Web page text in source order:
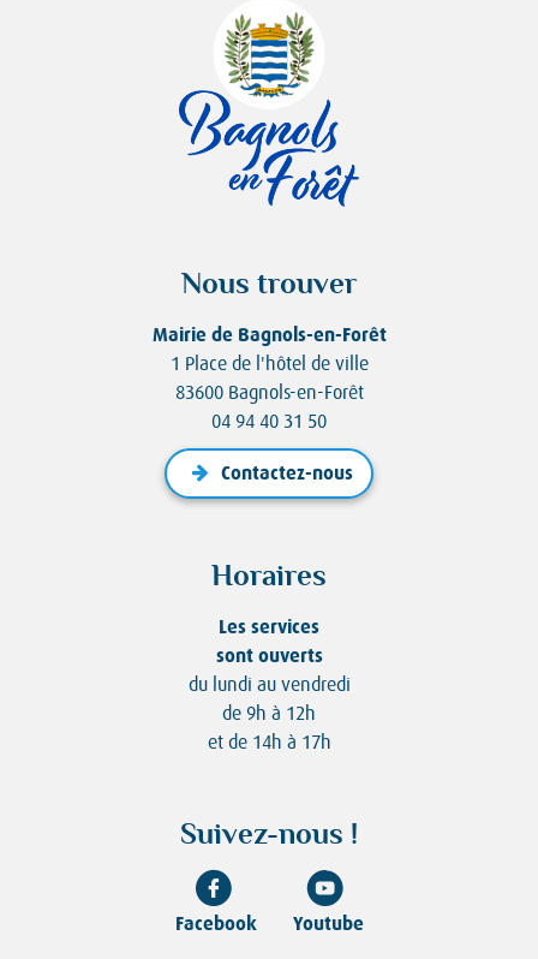
Nous trouver
Mairie de Bagnols-en-Forêt
1 Place de l'hôtel de ville
83600 Bagnols-en-Forêt
04 94 40 31 50
Contactez-nous
Horaires
Les services
sont ouverts
du lundi au vendredi
de 9h à 12h
et de 14h à 17h
Suivez-nous !
Facebook Youtube